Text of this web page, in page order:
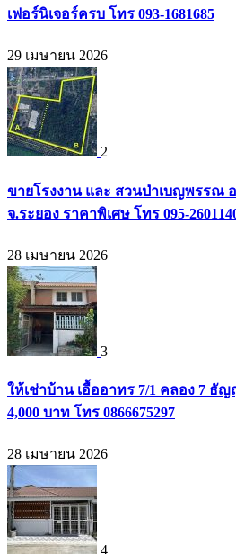
เฟอร์นิเจอร์ครบ โทร 093-1681685
29 เมษายน 2026
2
ขายโรงงาน และ สวนป่าเบญพรรณ อ
จ.ระยอง ราคาพิเศษ โทร 095-
28 เมษายน 2026
3
ให้เช่าบ้าน เอื้ออาทร 7/1 คลอง 7 ธั
4,000 บาท โทร 0866675297
28 เมษายน 2026
4